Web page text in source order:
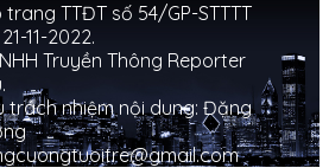
trang TTĐT số 54/GP-STTTT
11-2022.
Truyền Thông Reporter
trách nhiệm nội dung: Đặng